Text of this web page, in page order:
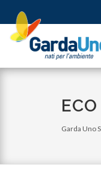
Gardauno
Spa
Garda Uno